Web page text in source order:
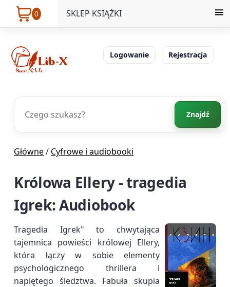
0 SKLEP KSIĄŻKI
Logowanie Rejestracja
Znajdź
Główne/ Cyfrowe i audiobooki
Królowa Ellery - tragedia
Igrek: Audiobook
Tragedia Igrek" to chwytająca
tajemnica powieści królowej Ellery,
która łączy w sobie elementy
psychologicznego thrillera i
napiętego śledztwa. Fabuła skupia